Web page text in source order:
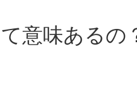
意味あるの